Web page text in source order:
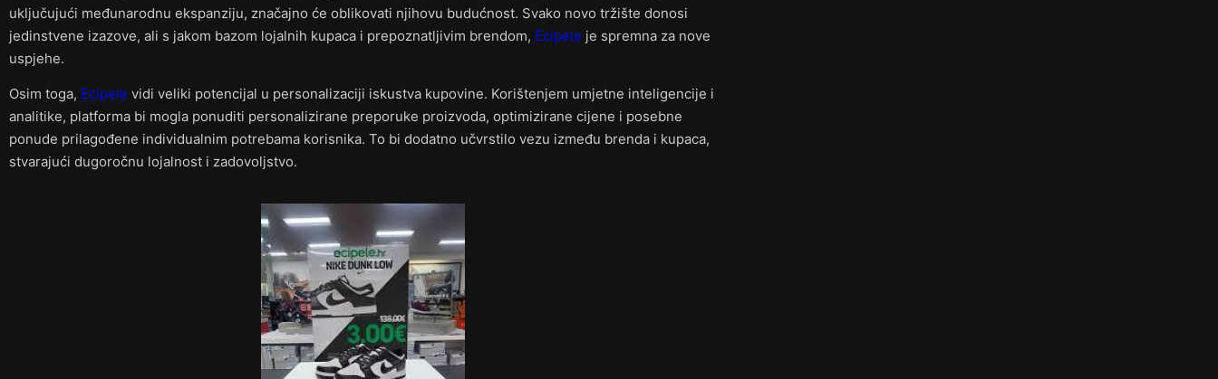
uključujući međunarodnu ekspanziju, značajno će oblikovati njihovu budućnost. Svako novo tržište donosi
jedinstvene izazove, ali s jakom bazom lojalnih kupaca i prepoznatljivim brendom, Ecipele je spremna za nove
uspjehe.
Osim toga, Ecipele vidi veliki potencijal u personalizaciji iskustva kupovine. Korištenjem umjetne inteligencije i
analitike, platforma bi mogla ponuditi personalizirane preporuke proizvoda, optimizirane cijene i posebne
ponude prilagođene individualnim potrebama korisnika. To bi dodatno učvrstilo vezu između brenda i kupaca,
stvarajući dugoročnu lojalnost i zadovoljstvo.